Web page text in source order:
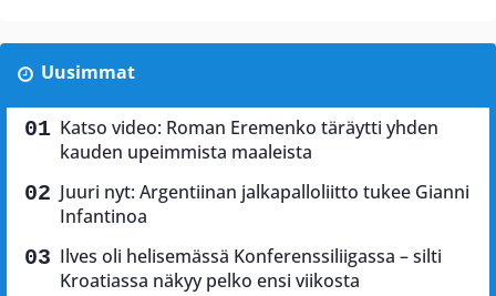
Uusimmat
Katso video: Roman Eremenko täräytti yhden
kauden upeimmista maaleista
Juuri nyt: Argentiinan jalkapalloliitto tukee Gianni
Infantinoa
Ilves oli helisemässä Konferenssiliigassa – silti
Kroatiassa näkyy pelko ensi viikosta